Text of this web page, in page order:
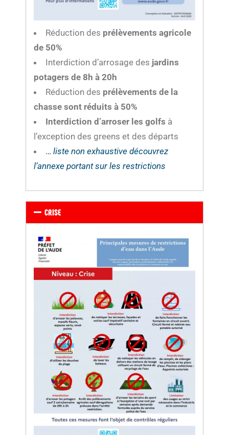
Réduction des prélèvements agricole
de 50%
Interdiction d’arrosage des jardins
potagers de 8h à 20h
Réduction des prélèvements de la
chasse sont réduits à 50%
Interdiction d’arroser les golfs à
l’exception des greens et des départs
…liste non exhaustive découvrez
l’annexe portant sur les restrictions
CRISE